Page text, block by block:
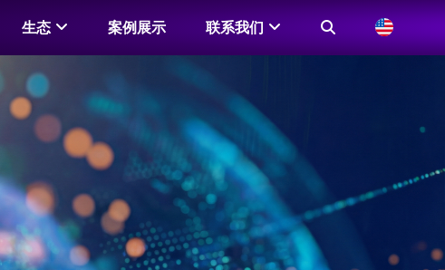
生态 案例展示 联系我们